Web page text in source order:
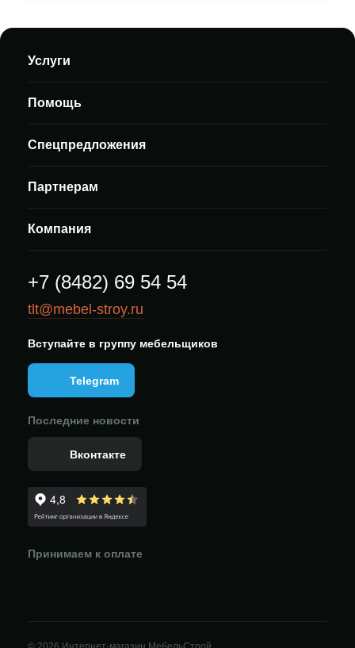
Услуги
Помощь
Спецпредложения
Партнерам
Компания
+7 (8482) 69 54 54
tlt@mebel-stroy.ru
Вступайте в группу мебельщиков
Telegram
Последние новости
Вконтакте
Принимаем к оплате